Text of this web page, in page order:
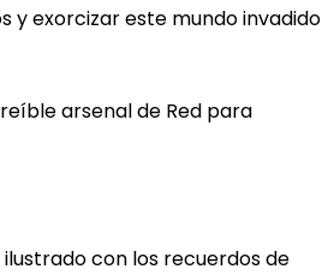
y exorcizar este mundo invadido
arsenal de Red para
con los recuerdos de